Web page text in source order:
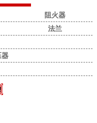
阻火器
法兰
器